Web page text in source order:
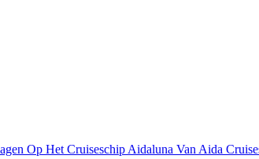
Op Het Cruiseschip Aidaluna Van Aida